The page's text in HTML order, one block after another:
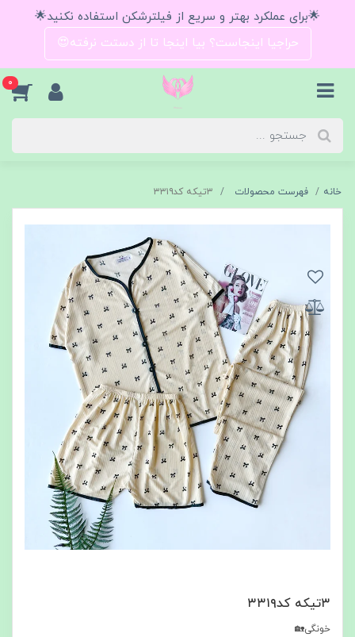
🌟برای عملکرد بهتر و سریع از فیلترشکن استفاده نکنید🌟
حراجیا اینجاست؟ بیا اینجا تا از دستت نرفته😍
0
خانه فهرست محصولات ۳تیکه کد۳۳۱۹
۳تیکه کد۳۳۱۹
خونگی🏡